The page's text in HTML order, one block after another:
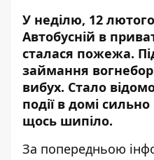
У неділю, 12
Автобусній в
сталася пожежа.
займання
вибух. Стало
події в домі сильно
щось шипіло.
За попередньою